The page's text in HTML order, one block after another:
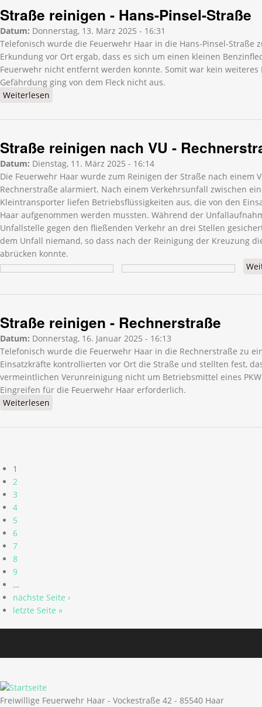
Straße reinigen - Hans-Pinsel-Straße
Datum: Donnerstag, 13. März 2025 - 16:31
Telefonisch wurde die Feuerwehr Haar in die Hans-Pinsel-Straße
Erkundung vor Ort ergab, dass es sich um einen kleinen
Feuerwehr nicht entfernt werden konnte. Somit war kein
Gefährdung ging von dem Fleck nicht aus.
Weiterlesen
Straße reinigen nach VU -
Datum: Dienstag, 11. März 2025 - 16:14
Die Feuerwehr Haar wurde zum Reinigen der Straße nach einem
Rechnerstraße alarmiert. Nach einem Verkehrsunfall zwischen
Kleintransporter liefen Betriebsflüssigkeiten aus, die von den
Haar aufgenommen werden mussten. Während der
Unfallstelle gegen den fließenden Verkehr an drei Stellen
dem Unfall niemand, so dass nach der Reinigung der Kreuzung
abrücken konnte.
Straße reinigen - Rechnerstraße
Datum: Donnerstag, 16. Januar 2025 - 16:13
Telefonisch wurde die Feuerwehr Haar in die Rechnerstraße zu
Einsatzkräfte kontrollierten vor Ort die Straße und stellten fest,
vermeintlichen Verunreinigung nicht um Betriebsmittel eines
Eingreifen für die Feuerwehr Haar erforderlich.
Weiterlesen
1
2
3
4
5
6
7
8
9
…
nächste Seite ›
letzte Seite »
Freiwillige Feuerwehr Haar - Vockestraße 42 - 85540 Haar